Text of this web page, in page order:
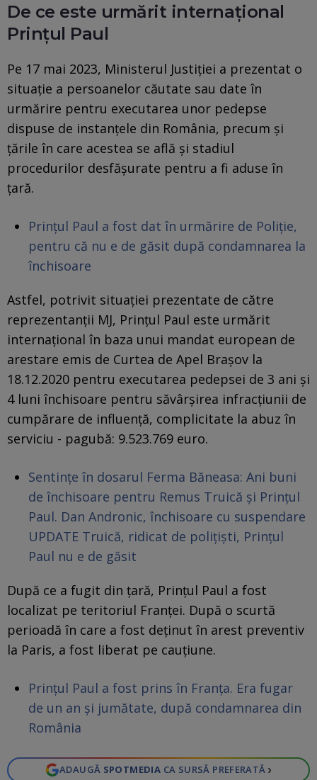
De ce este urmărit internațional
Prințul Paul
Pe 17 mai 2023, Ministerul Justiţiei a prezentat o
situaţie a persoanelor căutate sau date în
urmărire pentru executarea unor pedepse
dispuse de instanţele din România, precum şi
ţările în care acestea se află şi stadiul
procedurilor desfăşurate pentru a fi aduse în
ţară.
Prinţul Paul a fost dat în urmărire de Poliţie,
pentru că nu e de găsit după condamnarea la
închisoare
Astfel, potrivit situaţiei prezentate de către
reprezentanţii MJ, Prinţul Paul este urmărit
internaţional în baza unui mandat european de
arestare emis de Curtea de Apel Braşov la
18.12.2020 pentru executarea pedepsei de 3 ani şi
4 luni închisoare pentru săvârşirea infracţiunii de
cumpărare de influenţă, complicitate la abuz în
serviciu - pagubă: 9.523.769 euro.
Sentințe în dosarul Ferma Băneasa: Ani buni
de închisoare pentru Remus Truică și Prințul
Paul. Dan Andronic, închisoare cu suspendare
UPDATE Truică, ridicat de polițiști, Prințul
Paul nu e de găsit
După ce a fugit din țară, Prinţul Paul a fost
localizat pe teritoriul Franţei. După o scurtă
perioadă în care a fost deţinut în arest preventiv
la Paris, a fost liberat pe cauţiune.
Prințul Paul a fost prins în Franța. Era fugar
de un an și jumătate, după condamnarea din
România
ADAUGĂ SPOTMEDIA CA SURSĂ PREFERATĂ ›